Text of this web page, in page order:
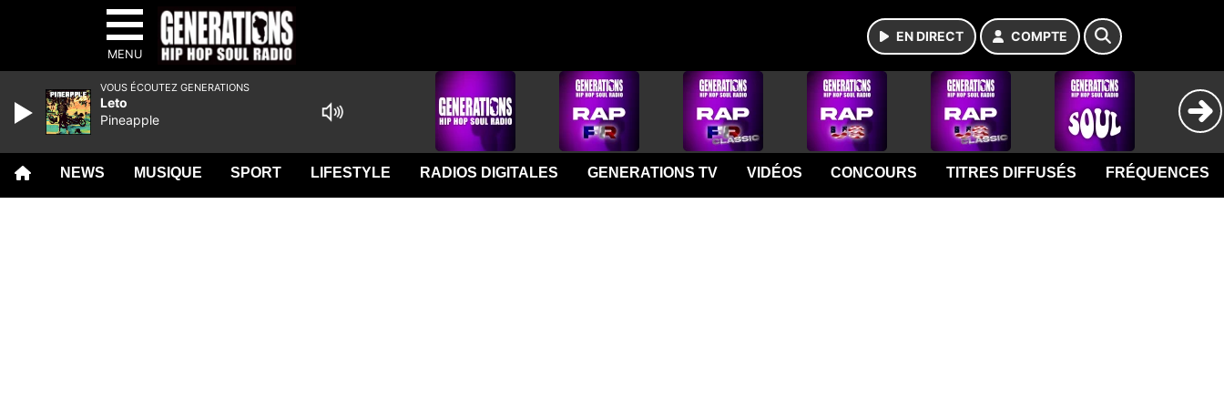
MENU
EN DIRECT COMPTE
NEWS MUSIQUE SPORT LIFESTYLE RADIOS DIGITALES GENERATIONS TV VIDÉOS CONCOURS TITRES DIFFUSÉS FRÉQUENCES
VOUS ÉCOUTEZ GENERATIONS
Leto
Pineapple